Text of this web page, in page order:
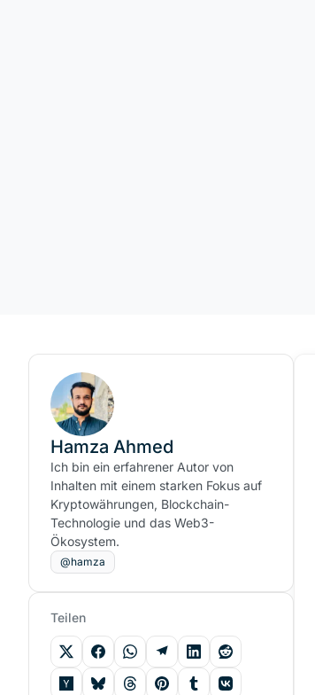
Hamza Ahmed
Ich bin ein erfahrener Autor von
Inhalten mit einem starken Fokus auf
Kryptowährungen, Blockchain-
Technologie und das Web3-
Ökosystem.
@hamza
Teilen